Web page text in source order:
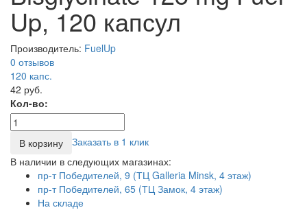
Up, 120 капсул
Производитель: FuelUp
0 отзывов
120 капс.
42 руб.
Кол-во:
В корзину
Заказать в 1 клик
В наличии в следующих магазинах:
пр-т Победителей, 9 (ТЦ Galleria Minsk, 4 этаж)
пр-т Победителей, 65 (ТЦ Замок, 4 этаж)
На складе